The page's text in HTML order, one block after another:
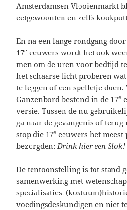
Amsterdamsen Vlooienmarkt
eetgewoonten en zelfs
En na een lange rondgang
17e eeuwers wordt het ook
men om de uren voor bedtijd
het schaarse licht proberen
te leggen of een spelletje doen.
Ganzenbord bestond in de 17e
versie. Tussen de nu
ga naar de gevangenis of
stop die 17e eeuwers het meest
bezorgden: Drink hier een Slok!
De tentoonstelling is tot stand
samenwerking met
specialisaties:
voedingsdeskundigen en niet